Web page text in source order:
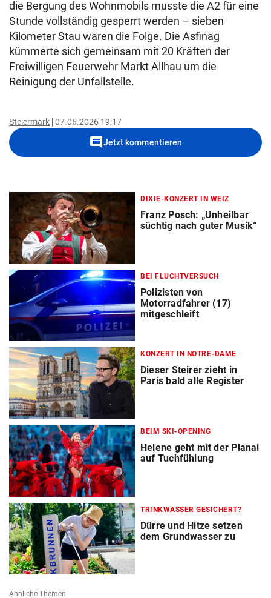
die Bergung des Wohnmobils musste die A2 für eine
Stunde vollständig gesperrt werden – sieben
Kilometer Stau waren die Folge. Die Asfinag
kümmerte sich gemeinsam mit 20 Kräften der
Freiwilligen Feuerwehr Markt Allhau um die
Reinigung der Unfallstelle.
Steiermark 07.06.2026 19:17
commentJetzt kommentieren
DIXIE-KONZERT IN WEIZ
Franz Posch: „Unheilbar
süchtig nach guter Musik“
BEI FLUCHTVERSUCH
Polizisten von
Motorradfahrer (17)
mitgeschleift
KONZERT IN NOTRE-DAME
Dieser Steirer zieht in
Paris bald alle Register
BEIM SKI-OPENING
Helene geht mit der Planai
auf Tuchfühlung
TRINKWASSER GESICHERT?
Dürre und Hitze setzen
dem Grundwasser zu
Ähnliche Themen